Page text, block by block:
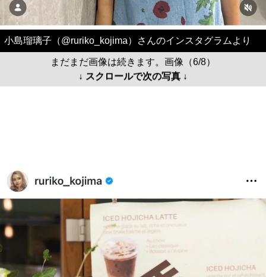
小島瑠璃子（@ruriko_kojima）さんのインスタグラムより
まだまだ画像は続きます。画像（6/8）
↓ スクロールで次の写真 ↓